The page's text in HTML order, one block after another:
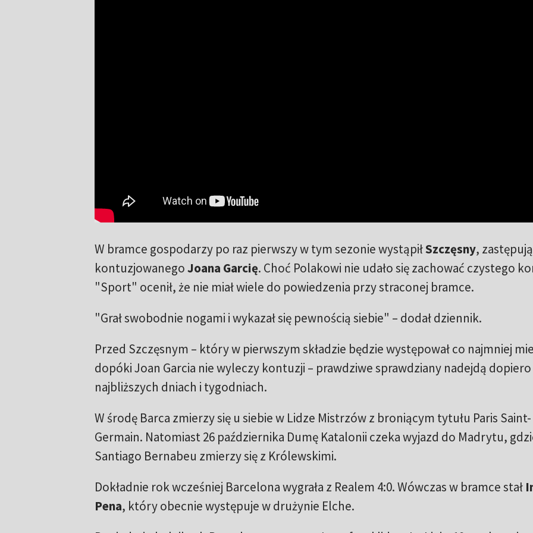
W bramce gospodarzy po raz pierwszy w tym sezonie wystąpiłSzczęsny,
kontuzjowanegoJoana Garcię. Choć Polakowi nie udało się zachować czystego
"Sport" ocenił, że nie miał wiele do powiedzenia przy straconej bramce.
"Grał swobodnie nogami i wykazał się pewnością siebie" – dodał dziennik.
Przed Szczęsnym – który w pierwszym składzie będzie występował co najmniej
dopóki Joan Garcia nie wyleczy kontuzji – prawdziwe sprawdziany nadejdą
najbliższych dniach i tygodniach.
W środę Barca zmierzy się u siebie w Lidze Mistrzów z broniącym tytułu Paris Saint-
Germain. Natomiast 26 października Dumę Katalonii czeka wyjazd do Madrytu,
Santiago Bernabeu zmierzy się z Królewskimi.
Dokładnie rok wcześniej Barcelona wygrała z Realem 4:0. Wówczas w bramce stał
Pena, który obecnie występuje w drużynie Elche.